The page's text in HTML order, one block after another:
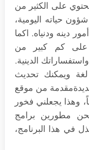
يحتوي على الكثير من
حياته اليومية،
دينه ودنياه. اكما
على كم كبير من
الدينية.
كل هذا والتطبيق مقدم ب12 لغة ويمكنك تحديث
من موقع
وهذا يجعلني فخور
مطورين برامج
في هذا البرنامج،